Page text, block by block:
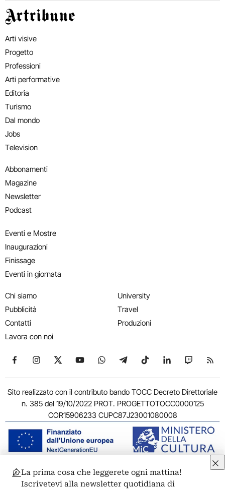
Artribune
Arti visive
Progetto
Professioni
Arti performative
Editoria
Turismo
Dal mondo
Jobs
Television
Abbonamenti
Magazine
Newsletter
Podcast
Eventi e Mostre
Inaugurazioni
Finissage
Eventi in giornata
Chi siamo
Pubblicità
Contatti
Lavora con noi
University
Travel
Produzioni
Seguici su Facebook
Seguici su Instagram
Seguici su X
Seguici su YouTube
Seguici su WhatsApp
Seguici su Telegram
Seguici su TikTok
Seguici su
Seguici
Sito realizzato con il contributo bando TOCC Decreto Direttoriale
n. 385 del 19/10/2022 PROT. PROGETTOTOCC0000125
COR15906233 CUPC87J23001080008
© 2011-2026 ARTRIBUNE srl – Corso Vittorio Emanuele II, 287 –
00186 Roma - P.I. 11381581005
La prima cosa che leggerete ogni mattina!
Iscrivetevi alla newsletter quotidiana di